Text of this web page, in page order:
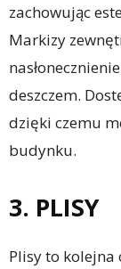
zachowując
Markizy
deszczem.
dzięki czemu
budynku.
3. PLISY
Plisy to kolejna